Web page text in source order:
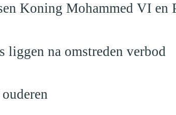
Koning Mohammed VI en
liggen na omstreden verbod